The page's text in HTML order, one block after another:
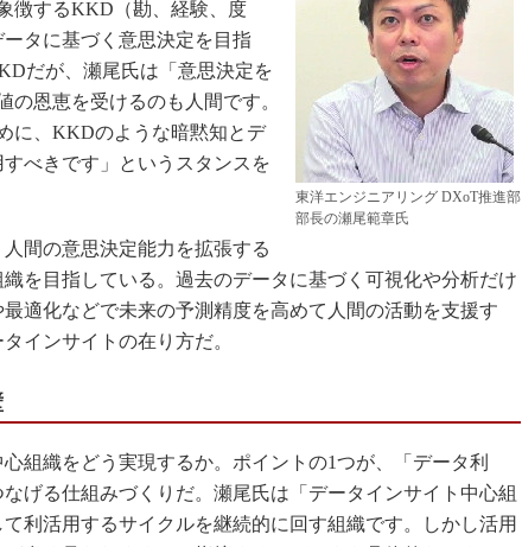
東洋エンジニアリング DXoT推進部
部長の瀬尾範章氏
徴するKKD（勘、経験、度
タに基づく意思決定を目指
だが、瀬尾氏は「意思決定を
恩恵を受けるのも人間です。
に、KKDのような暗黙知とデ
べきです」というスタンスを
間の意思決定能力を拡張する
を目指している。過去のデータに基づく可視化や分析だけ
適化などで未来の予測精度を高めて人間の活動を支援す
インサイトの在り方だ。
組織をどう実現するか。ポイントの1つが、「データ利
げる仕組みづくりだ。瀬尾氏は「データインサイト中心組
利活用するサイクルを継続的に回す組織です。しかし活用